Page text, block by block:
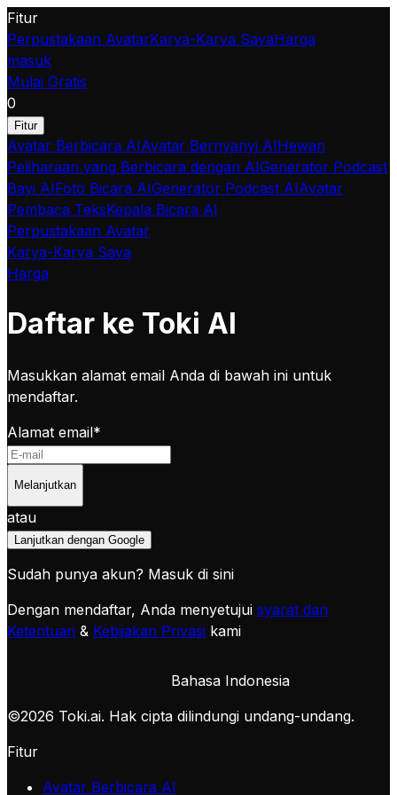
Fitur
Perpustakaan AvatarKarya-Karya SayaHarga
masuk
Mulai Gratis
0
Fitur
Avatar Berbicara AIAvatar Bernyanyi AIHewan
Peliharaan yang Berbicara dengan AIGenerator Podcast
Bayi AIFoto Bicara AIGenerator Podcast AIAvatar
Pembaca TeksKepala Bicara AI
Perpustakaan Avatar
Karya-Karya Saya
Harga
Daftar ke Toki AI
Masukkan alamat email Anda di bawah ini untuk
mendaftar.
Alamat email*
Melanjutkan
atau
Lanjutkan dengan Google
Sudah punya akun? Masuk di sini
Dengan mendaftar, Anda menyetujui syarat dan
Ketentuan & Kebijakan Privasi kami
Bahasa Indonesia
©2026 Toki.ai. Hak cipta dilindungi undang-undang.
Fitur
Avatar Berbicara AI